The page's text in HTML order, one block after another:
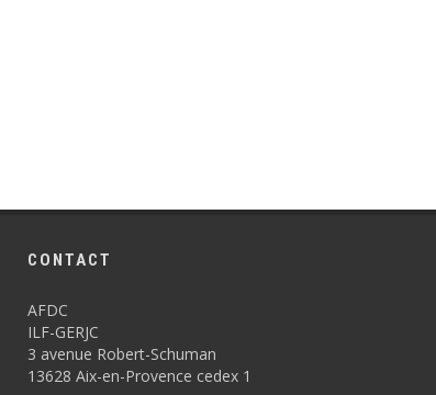
CONTACT
AFDC
ILF-GERJC
3 avenue Robert-Schuman
13628 Aix-en-Provence cedex 1